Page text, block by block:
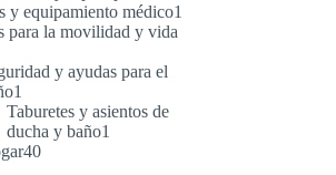
producto
y equipamiento médico1
para la movilidad y vida
y ayudas para el
1
producto
Taburetes y asientos de
ducha y baño1
4040